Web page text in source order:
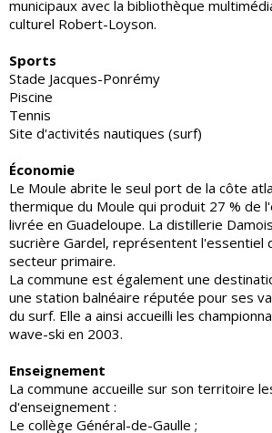
municipaux avec la bibliothèque
culturel Robert-Loyson.
Sports
Stade Jacques-Ponrémy
Piscine
Tennis
Site d'activités nautiques (surf)
Économie
Le Moule abrite le seul port de la côte
thermique du Moule qui produit 27 % de
livrée en Guadeloupe. La distillerie
sucrière Gardel, représentent l'essentiel
secteur primaire.
La commune est également une
une station balnéaire réputée pour ses
du surf. Elle a ainsi accueilli les
wave-ski en 2003.
Enseignement
La commune accueille sur son territoire
d'enseignement :
Le collège Général-de-Gaulle ;